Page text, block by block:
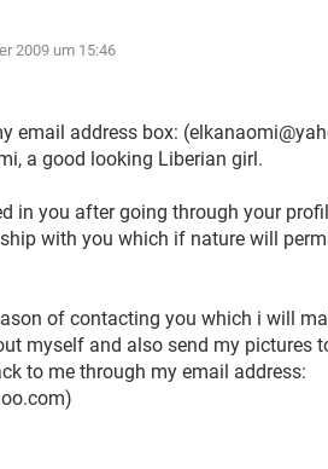
2009 um 15:46
email address box:
a good looking Liberian girl.
in you after going through your
with you which if nature will
of contacting you which i will
myself and also send my pictures
to me through my email address: